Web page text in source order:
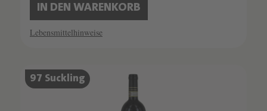
IN DEN WARENKORB
Lebensmittelhinweise
SCHATZKAMMER
SEHR LIMITIERT
97 Suckling